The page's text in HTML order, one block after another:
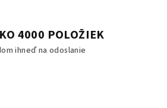
4000 POLOŽIEK
ihneď na odoslanie